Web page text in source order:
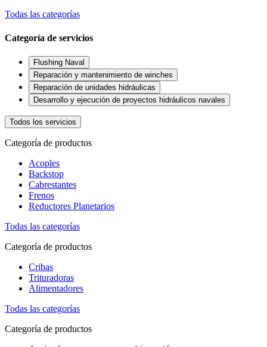
Todas las categorías
Categoría de servicios
Flushing Naval
Reparación y mantenimiento de winches
Reparación de unidades hidráulicas
Desarrollo y ejecución de proyectos hidráulicos navales
Todos los servicios
Categoría de productos
Acoples
Backstop
Cabrestantes
Frenos
Reductores Planetarios
Todas las categorías
Categoría de productos
Cribas
Trituradoras
Alimentadores
Todas las categorías
Categoría de productos